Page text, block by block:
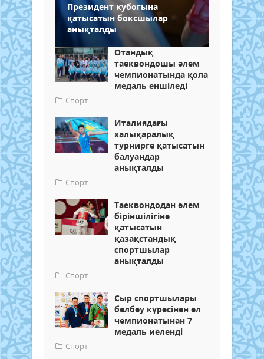
Президент кубогына
қатысатын боксшылар
анықталды
Отандық
таеквондошы әлем
чемпионатында қола
медаль еншіледі
Спорт
Италиядағы
халықаралық
турнирге қатысатын
балуандар
анықталды
Спорт
Таеквондодан әлем
біріншілігіне
қатысатын
қазақстандық
спортшылар
анықталды
Спорт
Сыр спортшылары
белбеу күресінен ел
чемпионатынан 7
медаль иеленді
Спорт